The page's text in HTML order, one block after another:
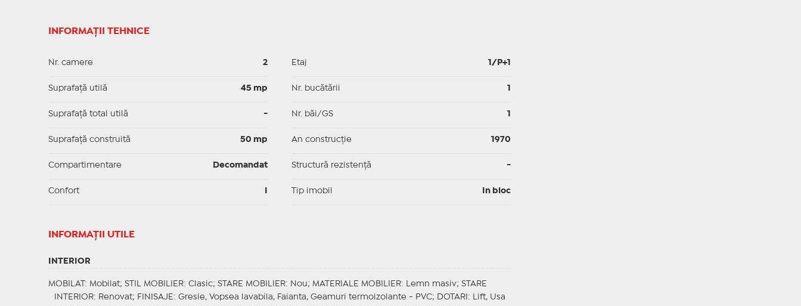
INFORMAȚII TEHNICE
Nr. camere 2
Suprafaţă utilă 45 mp
Suprafaţă total utilă -
Suprafaţă construită 50 mp
Compartimentare Decomandat
Confort
Etaj 1/P+1
Nr. bucătării
Nr. băi/GS
An construcție 1970
Structură rezistență -
Tip imobil In bloc
INFORMAŢII UTILE
INTERIOR
MOBILAT : Mobilat; STIL MOBILIER: Clasic; STARE MOBILIER: Nou; MATERIALE MOBILIER: Lemn masiv; STARE
INTERIOR: Renovat; FINISAJE : Gresie, Vopsea lavabila, Faianta, Geamuri termoizolante - PVC; DOTARI : Lift, Usa